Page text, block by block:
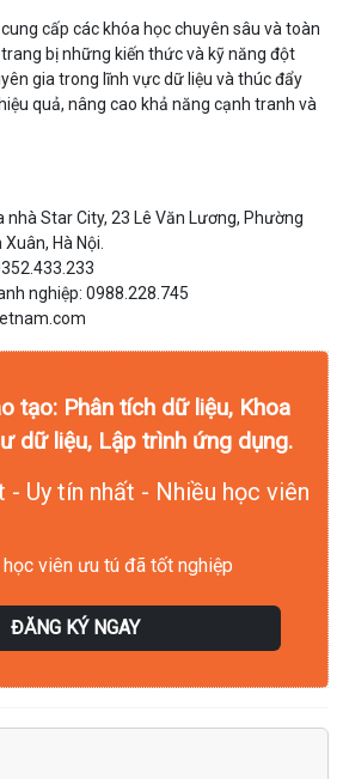
cung cấp các khóa học chuyên sâu và toàn
bị những kiến thức và kỹ năng đột
gia trong lĩnh vực dữ liệu và thúc đẩy
quả, nâng cao khả năng cạnh tranh và
nhà Star City, 23 Lê Văn Lương, Phường
Hà Nội.
nghiệp: 0988.228.745
tạo: Phân tích dữ liệu, Khoa
dữ liệu, Lập trình ứng dụng.
- Uy tín nhất - Nhiều học viên
viên ưu tú đã tốt nghiệp
ĐĂNG KÝ NGAY